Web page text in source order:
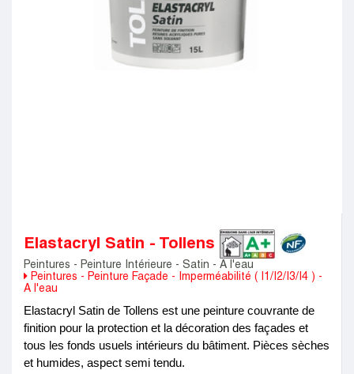
Elastacryl Satin - Tollens
Peintures - Peinture Intérieure - Satin - A l'eau
Peintures - Peinture Façade - Imperméabilité ( I1/I2/I3/I4 ) -
A l'eau
Elastacryl Satin de Tollens est une peinture couvrante de
finition pour la protection et la décoration des façades et
tous les fonds usuels intérieurs du bâtiment. Pièces sèches
et humides, aspect semi tendu.